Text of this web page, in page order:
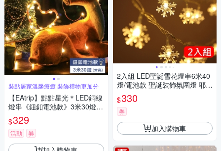
裝點居家溫馨療癒 裝飾禮物更加分
【EAtrip】點點星光＊LED銅線
燈串《鈕釦電池款》3米30燈-
暖白光
$329
活動 券
2入組 LED聖誕雪花燈串6米40
燈/電池款 聖誕裝飾氛圍燈 耶誕
燈
$330
券
加入購物車